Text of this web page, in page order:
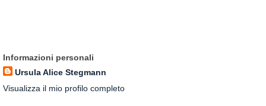
Informazioni personali
Ursula Alice Stegmann
Visualizza il mio profilo completo